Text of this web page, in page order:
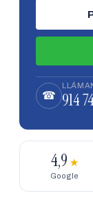
☎ 914
4,9 ★
Google